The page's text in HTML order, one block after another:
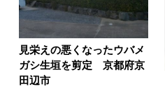
見栄えの悪くなったウバメ
ガシ生垣を剪定 京都府京
田辺市